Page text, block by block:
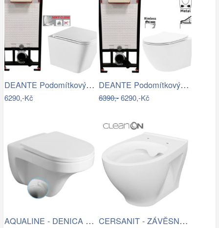
DEANTE Podomítkový rám, pro závěsné WC…
6290,-Kč
DEANTE Podomítkový rám, pro závěsné WC…
6390,-6290,-Kč
AQUALINE - DENICA závěsná WC mísa,… CERSANIT - ZÁVĚSNÁ WC MÍSA MODUO…